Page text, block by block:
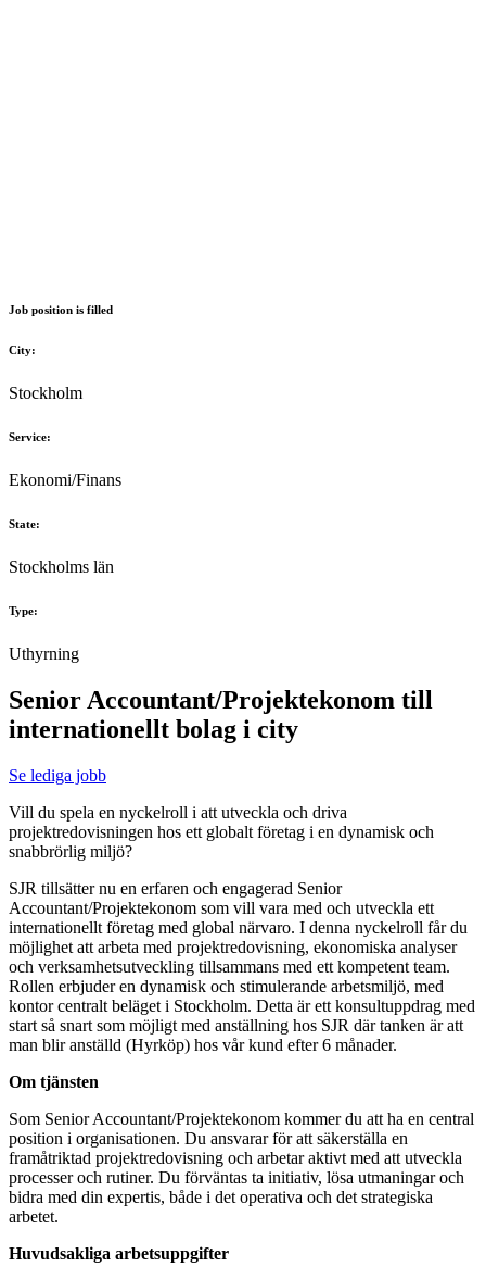
Job position is filled
City:
Stockholm
Service:
Ekonomi/Finans
State:
Stockholms län
Type:
Uthyrning
Senior Accountant/Projektekonom till
internationellt bolag i city
Se lediga jobb
Vill du spela en nyckelroll i att utveckla och driva
projektredovisningen hos ett globalt företag i en dynamisk och
snabbrörlig miljö?
SJR tillsätter nu en erfaren och engagerad Senior
Accountant/Projektekonom som vill vara med och utveckla ett
internationellt företag med global närvaro. I denna nyckelroll får du
möjlighet att arbeta med projektredovisning, ekonomiska analyser
och verksamhetsutveckling tillsammans med ett kompetent team.
Rollen erbjuder en dynamisk och stimulerande arbetsmiljö, med
kontor centralt beläget i Stockholm. Detta är ett konsultuppdrag med
start så snart som möjligt med anställning hos SJR där tanken är att
man blir anställd (Hyrköp) hos vår kund efter 6 månader.
Om tjänsten
Som Senior Accountant/Projektekonom kommer du att ha en central
position i organisationen. Du ansvarar för att säkerställa en
framåtriktad projektredovisning och arbetar aktivt med att utveckla
processer och rutiner. Du förväntas ta initiativ, lösa utmaningar och
bidra med din expertis, både i det operativa och det strategiska
arbetet.
Huvudsakliga arbetsuppgifter